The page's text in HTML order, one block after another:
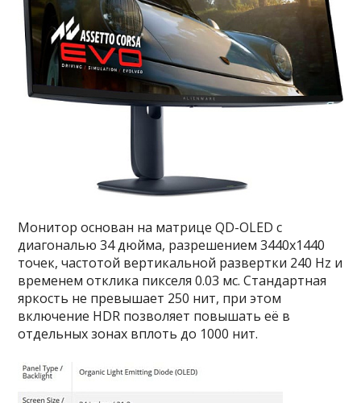
Монитор основан на матрице QD-OLED с
диагональю 34 дюйма, разрешением 3440х1440
точек, частотой вертикальной развертки 240 Hz и
временем отклика пикселя 0.03 мс. Стандартная
яркость не превышает 250 нит, при этом
включение HDR позволяет повышать её в
отдельных зонах вплоть до 1000 нит.